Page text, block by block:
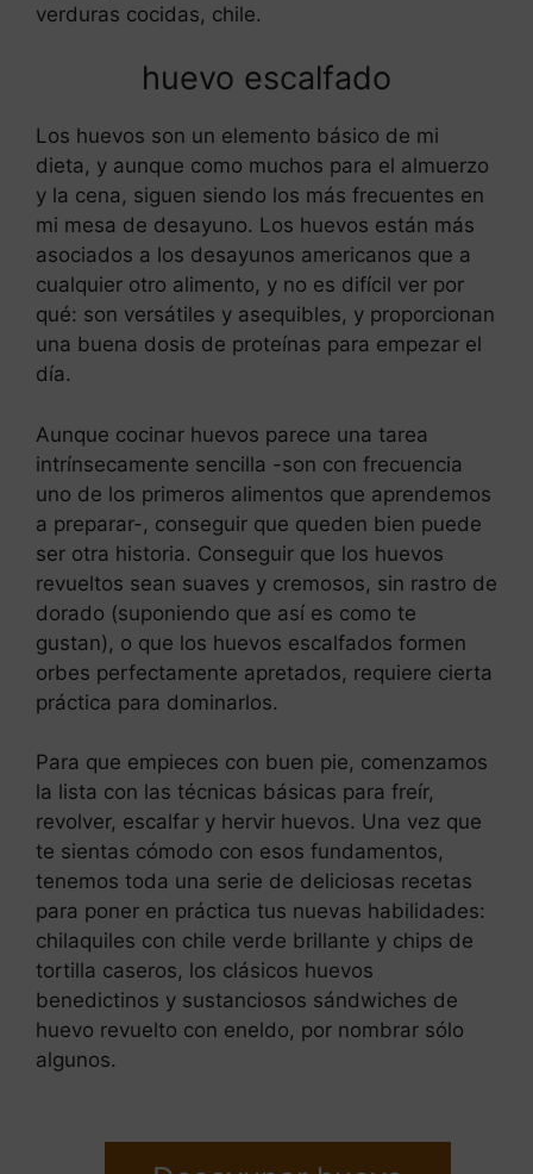
verduras cocidas, chile.
huevo escalfado
Los huevos son un elemento básico de mi
dieta, y aunque como muchos para el almuerzo
y la cena, siguen siendo los más frecuentes en
mi mesa de desayuno. Los huevos están más
asociados a los desayunos americanos que a
cualquier otro alimento, y no es difícil ver por
qué: son versátiles y asequibles, y proporcionan
una buena dosis de proteínas para empezar el
día.
Aunque cocinar huevos parece una tarea
intrínsecamente sencilla -son con frecuencia
uno de los primeros alimentos que aprendemos
a preparar-, conseguir que queden bien puede
ser otra historia. Conseguir que los huevos
revueltos sean suaves y cremosos, sin rastro de
dorado (suponiendo que así es como te
gustan), o que los huevos escalfados formen
orbes perfectamente apretados, requiere cierta
práctica para dominarlos.
Para que empieces con buen pie, comenzamos
la lista con las técnicas básicas para freír,
revolver, escalfar y hervir huevos. Una vez que
te sientas cómodo con esos fundamentos,
tenemos toda una serie de deliciosas recetas
para poner en práctica tus nuevas habilidades:
chilaquiles con chile verde brillante y chips de
tortilla caseros, los clásicos huevos
benedictinos y sustanciosos sándwiches de
huevo revuelto con eneldo, por nombrar sólo
algunos.